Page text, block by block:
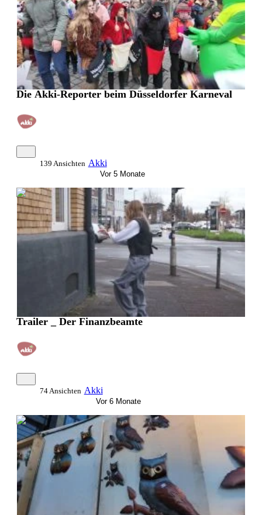
Die Akki-Reporter beim Düsseldorfer Karneval
139 Ansichten Akki
Vor 5 Monate
0:00:52
Trailer _ Der Finanzbeamte
74 Ansichten Akki
Vor 6 Monate
0:08:27